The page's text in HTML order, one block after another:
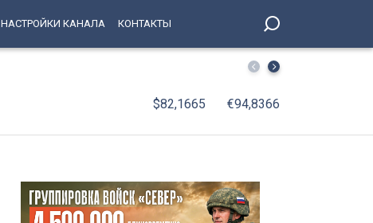
НАСТРОЙКИ КАНАЛА КОНТАКТЫ
На поле стадиона «Петровский» вышли лучшие игроки
$82,1665 €94,8366